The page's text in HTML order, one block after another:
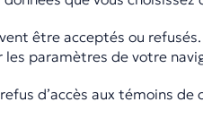
être acceptés ou
paramètres de votre
d’accès aux témoins